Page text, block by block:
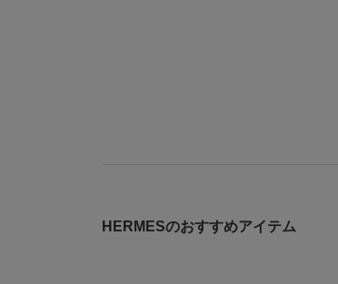
HERMESのおすすめアイテム